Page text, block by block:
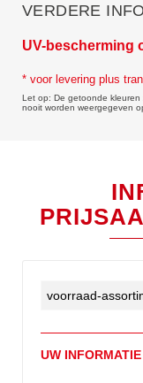
VERDERE
UV-bescherming
* voor levering plus
Let op: De getoonde kleuren
nooit worden weergegeven
UW INFORMATIE